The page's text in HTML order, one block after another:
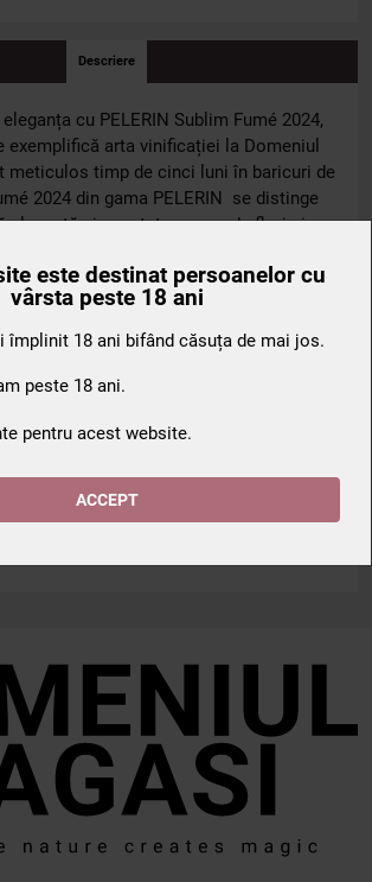
Descriere
cu PELERIN Sublim Fumé 2024,
exemplifică arta vinificației la Domeniul
meticulos timp de cinci luni în baricuri de
2024 din gama PELERIN se distinge
elegantă și nuanțate arome de flori și
de profilul său aromatic complet,
Acest vin este ideal de savurat în
sau alături de preparate fine care să
să intensifice aromele sale sofisticate.
excepțională a acestui vin,
optime de umiditate și lumină.
este destinat persoanelor cu
vârsta peste 18 ani
împlinit 18 ani bifând căsuța de mai jos.
peste 18 ani.
pentru acest website.
ACCEPT